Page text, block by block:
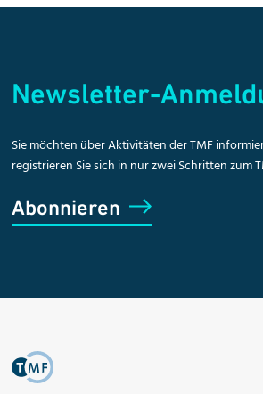
Newsletter-
Sie möchten über Aktivitäten der TMF
registrieren Sie sich in nur zwei Schritten zum
Abonnieren